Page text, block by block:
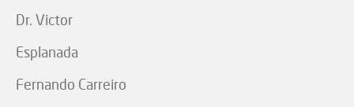
Dr. Victor
Esplanada
Fernando Carreiro